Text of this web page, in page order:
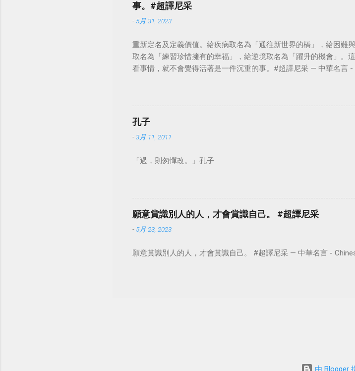
事。#超譯尼采
- 5月 31, 2023
重新定名及定義價值。給疾病取名為「通往新世界的橋」，給困難
取名為「練習珍惜擁有的幸福」，給逆境取名為「躍升的機會」。
看事情，就不會覺得活著是一件沉重的事。#超譯尼采 — 中華名言 -
孔子
-3月 11, 2011
「過，則匆憚改。」孔子
願意賞識別人的人，才會賞識自己。 #超譯尼采
- 5月 23, 2023
願意賞識別人的人，才會賞識自己。 #超譯尼采 — 中華名言 -
由 Blogger